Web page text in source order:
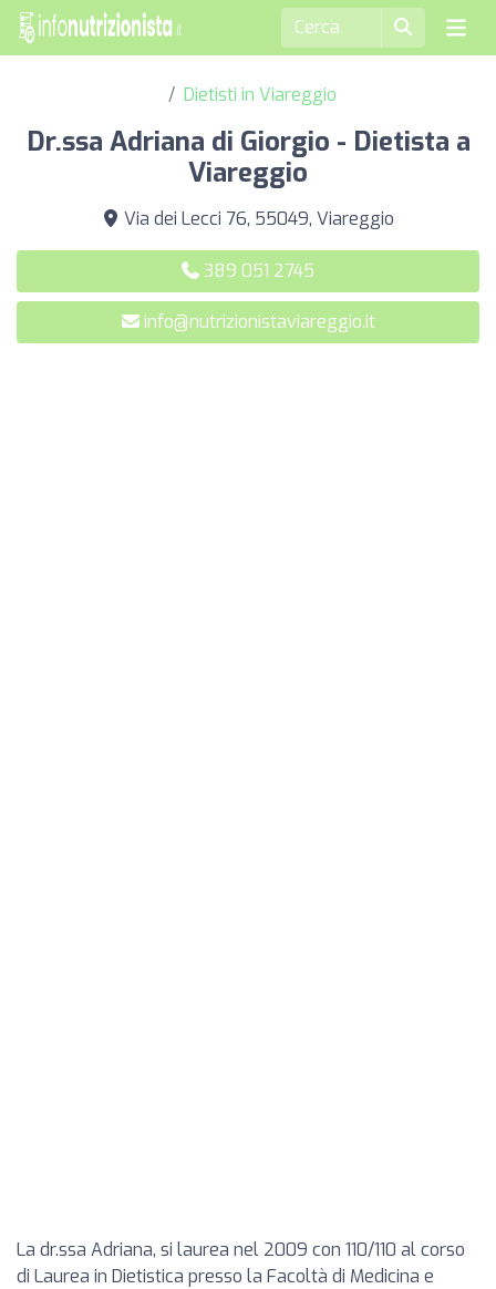
Dietisti in Viareggio
Dr.ssa Adriana di Giorgio - Dietista a
Viareggio
Via dei Lecci 76, 55049, Viareggio
389 051 2745
info@nutrizionistaviareggio.it
La dr.ssa Adriana, si laurea nel 2009 con 110/110 al corso
di Laurea in Dietistica presso la Facoltà di Medicina e